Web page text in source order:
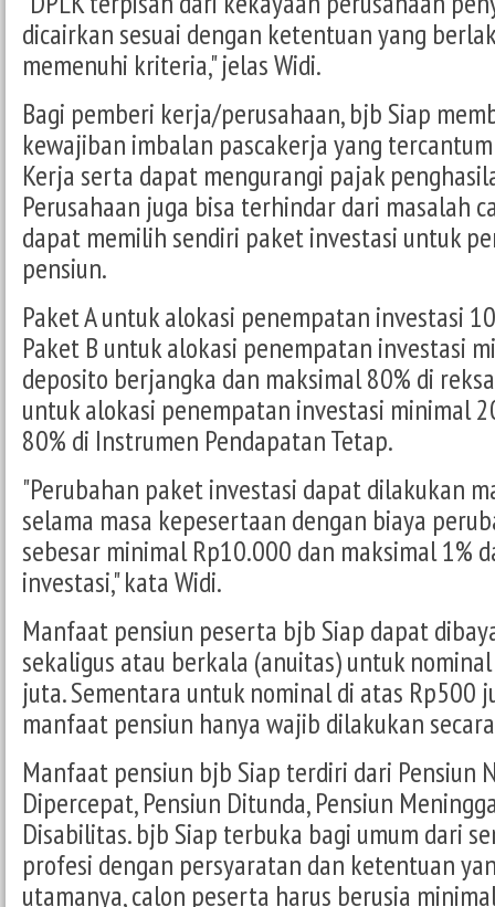
dicairkan sesuai dengan ketentuan yang
memenuhi kriteria," jelas Widi.
Bagi pemberi kerja/perusahaan, bjb Siap
kewajiban imbalan pascakerja yang
Kerja serta dapat mengurangi pajak
Perusahaan juga bisa terhindar dari masalah
dapat memilih sendiri paket investasi untuk
pensiun.
Paket A untuk alokasi penempatan investasi
Paket B untuk alokasi penempatan investasi
deposito berjangka dan maksimal 80% di
untuk alokasi penempatan investasi minimal
80% di Instrumen Pendapatan Tetap.
"Perubahan paket investasi dapat dilakukan
selama masa kepesertaan dengan biaya
sebesar minimal Rp10.000 dan maksimal 1%
investasi," kata Widi.
Manfaat pensiun peserta bjb Siap dapat
sekaligus atau berkala (anuitas) untuk
juta. Sementara untuk nominal di atas Rp500
manfaat pensiun hanya wajib dilakukan
Manfaat pensiun bjb Siap terdiri dari Pensiun
Dipercepat, Pensiun Ditunda, Pensiun
Disabilitas. bjb Siap terbuka bagi umum dari
profesi dengan persyaratan dan ketentuan
utamanya, calon peserta harus berusia